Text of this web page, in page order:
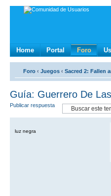
Home Portal Foro
Foro ‹ Juegos ‹ Sacred 2: Fallen
Guía: Guerrero De
Publicar respuesta
luz negra